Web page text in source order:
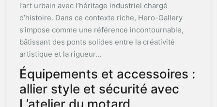
l’art urbain avec l’héritage industriel chargé
d’histoire. Dans ce contexte riche, Hero-Gallery
s’impose comme une référence incontournable,
bâtissant des ponts solides entre la créativité
artistique et la rigueur…
Équipements et accessoires :
allier style et sécurité avec
L’atelier du motard